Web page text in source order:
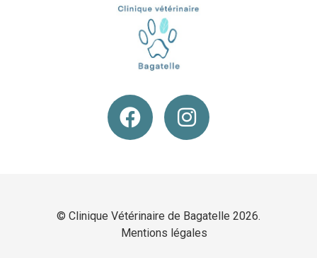
© Clinique Vétérinaire de Bagatelle 2026.
Mentions légales